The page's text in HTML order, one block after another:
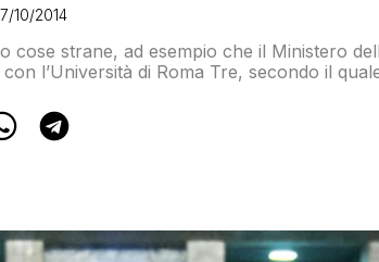
10/2014
cose strane, ad esempio che il Ministero
l’Università di Roma Tre, secondo il